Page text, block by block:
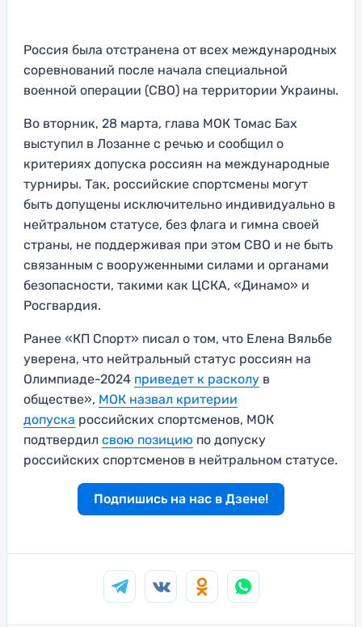
Россия была отстранена от всех международных
соревнований после начала специальной
военной операции (СВО) на территории Украины.
Во вторник, 28 марта, глава МОК Томас Бах
выступил в Лозанне с речью и сообщил о
критериях допуска россиян на международные
турниры. Так, российские спортсмены могут
быть допущены исключительно индивидуально в
нейтральном статусе, без флага и гимна своей
страны, не поддерживая при этом СВО и не быть
связанным с вооруженными силами и органами
безопасности, такими как ЦСКА, «Динамо» и
Росгвардия.
Ранее «КП Спорт» писал о том, что Елена Вяльбе
уверена, что нейтральный статус россиян на
Олимпиаде-2024 приведет к расколу в
обществе», МОК назвал критерии
допуска российских спортсменов, МОК
подтвердил свою позицию по допуску
российских спортсменов в нейтральном статусе.
Подпишись на нас в Дзене!